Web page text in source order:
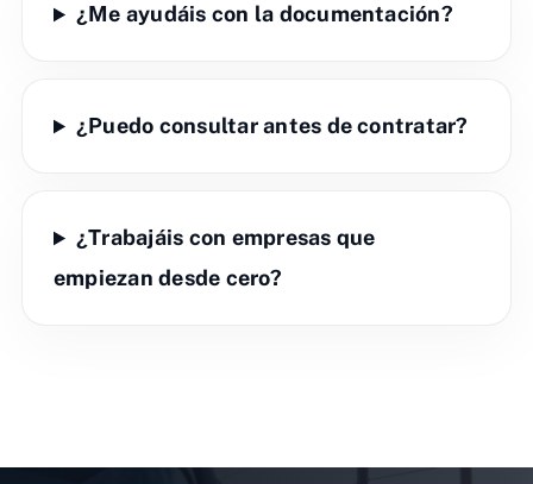
¿Me ayudáis con la documentación?
¿Puedo consultar antes de contratar?
¿Trabajáis con empresas que
empiezan desde cero?